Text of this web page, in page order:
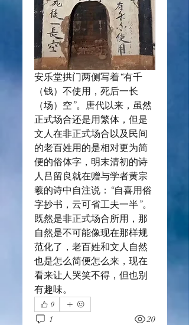
安乐堂拱门两侧写着“有千
（钱）不使用，死后一长
（场）空”。唐代以来，虽然
正式场合还是用繁体，但是
文人在非正式场合以及民间
的老百姓用的是相对更为简
便的俗体字，明末清初的诗
人吕留良就在赠与学者黄宗
羲的诗中自注说：“自喜用俗
字抄书，云可省工夫一半”。
既然是非正式场合所用，那
自然是不可能像现在那样规
范化了，老百姓和文人自然
也是怎么简便怎么来，现在
看来让人哭笑不得，但也别
有趣味。
0
1 20